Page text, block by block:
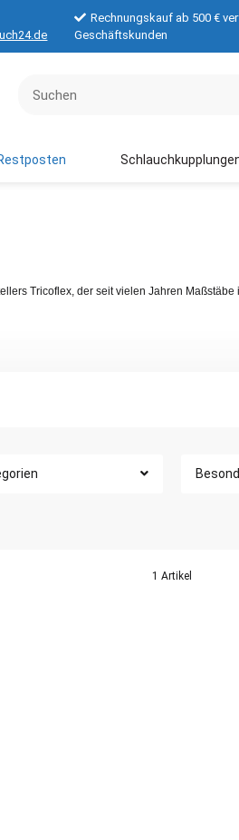
Rechnungskauf ab 500 €
Geschäftskunden
Tricoflex, der seit vielen Jahren Maßstäbe
1 Artikel